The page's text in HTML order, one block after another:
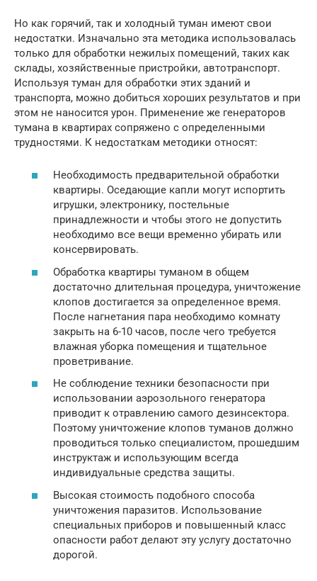
Но как горячий, так и холодный туман имеют свои
недостатки. Изначально эта методика использовалась
только для обработки нежилых помещений, таких как
склады, хозяйственные пристройки, автотранспорт.
Используя туман для обработки этих зданий и
транспорта, можно добиться хороших результатов и при
этом не наносится урон. Применение же генераторов
тумана в квартирах сопряжено с определенными
трудностями. К недостаткам методики относят:
Необходимость предварительной обработки
квартиры. Оседающие капли могут испортить
игрушки, электронику, постельные
принадлежности и чтобы этого не допустить
необходимо все вещи временно убирать или
консервировать.
Обработка квартиры туманом в общем
достаточно длительная процедура, уничтожение
клопов достигается за определенное время.
После нагнетания пара необходимо комнату
закрыть на 6-10 часов, после чего требуется
влажная уборка помещения и тщательное
проветривание.
Не соблюдение техники безопасности при
использовании аэрозольного генератора
приводит к отравлению самого дезинсектора.
Поэтому уничтожение клопов туманов должно
проводиться только специалистом, прошедшим
инструктаж и использующим всегда
индивидуальные средства защиты.
Высокая стоимость подобного способа
уничтожения паразитов. Использование
специальных приборов и повышенный класс
опасности работ делают эту услугу достаточно
дорогой.